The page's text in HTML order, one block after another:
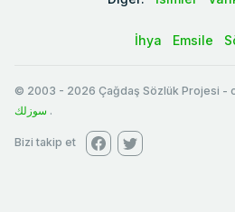
İhya Emsile
© 2003 - 2026 Çağdaş Sözlük Projesi -
سوزلك .
Bizi takip et